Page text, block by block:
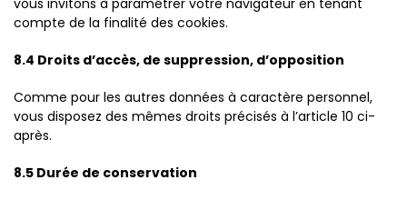
vous invitons à paramétrer votre navigateur en tenant
compte de la finalité des cookies.
8.4 Droits d’accès, de suppression, d’opposition
Comme pour les autres données à caractère personnel,
vous disposez des mêmes droits précisés à l’article 10 ci-
après.
8.5 Durée de conservation